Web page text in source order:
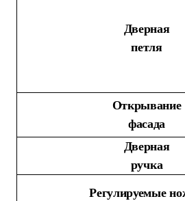
Дверная
петля
Открывание
фасада
Дверная
ручка
Регулируемые